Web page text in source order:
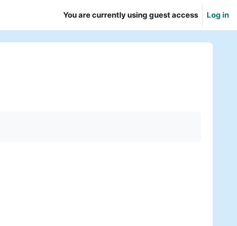
You are currently using guest access Log in